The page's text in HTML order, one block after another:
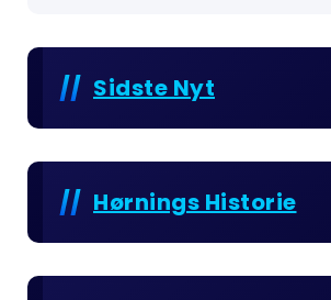
Sidste Nyt
Hørnings Historie